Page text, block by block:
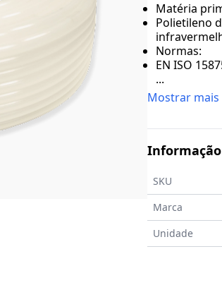
Matéria
Polietileno
Normas:
EN ISO
...
Mostrar mais
SKU
Marca
Unidade